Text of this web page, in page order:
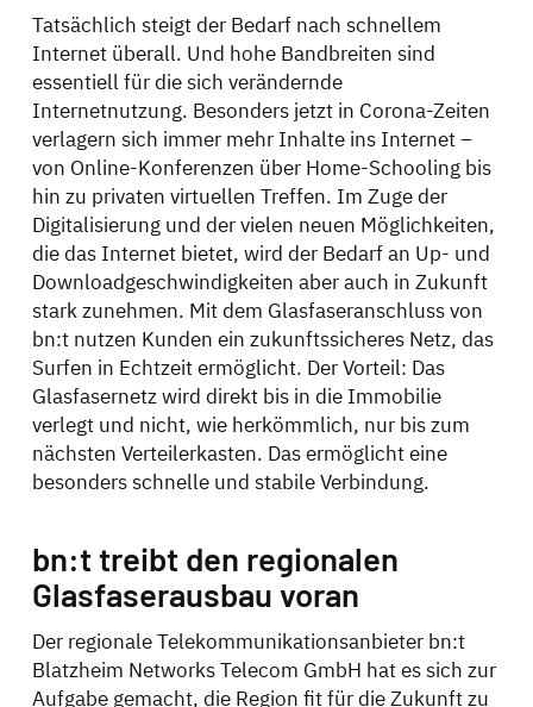
Tatsächlich steigt der Bedarf nach schnellem
Internet überall. Und hohe Bandbreiten sind
essentiell für die sich verändernde
Internetnutzung. Besonders jetzt in Corona-Zeiten
verlagern sich immer mehr Inhalte ins Internet –
von Online-Konferenzen über Home-Schooling bis
hin zu privaten virtuellen Treffen. Im Zuge der
Digitalisierung und der vielen neuen Möglichkeiten,
die das Internet bietet, wird der Bedarf an Up- und
Downloadgeschwindigkeiten aber auch in Zukunft
stark zunehmen. Mit dem Glasfaseranschluss von
bn:t nutzen Kunden ein zukunftssicheres Netz, das
Surfen in Echtzeit ermöglicht. Der Vorteil: Das
Glasfasernetz wird direkt bis in die Immobilie
verlegt und nicht, wie herkömmlich, nur bis zum
nächsten Verteilerkasten. Das ermöglicht eine
besonders schnelle und stabile Verbindung.
bn:t treibt den regionalen
Glasfaserausbau voran
Der regionale Telekommunikationsanbieter bn:t
Blatzheim Networks Telecom GmbH hat es sich zur
Aufgabe gemacht, die Region fit für die Zukunft zu